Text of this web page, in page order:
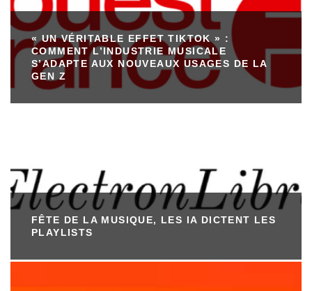
« UN VÉRITABLE EFFET TIKTOK » :
COMMENT L’INDUSTRIE MUSICALE
S’ADAPTE AUX NOUVEAUX USAGES DE LA
GEN Z
FÊTE DE LA MUSIQUE, LES IA DICTENT LES
PLAYLISTS